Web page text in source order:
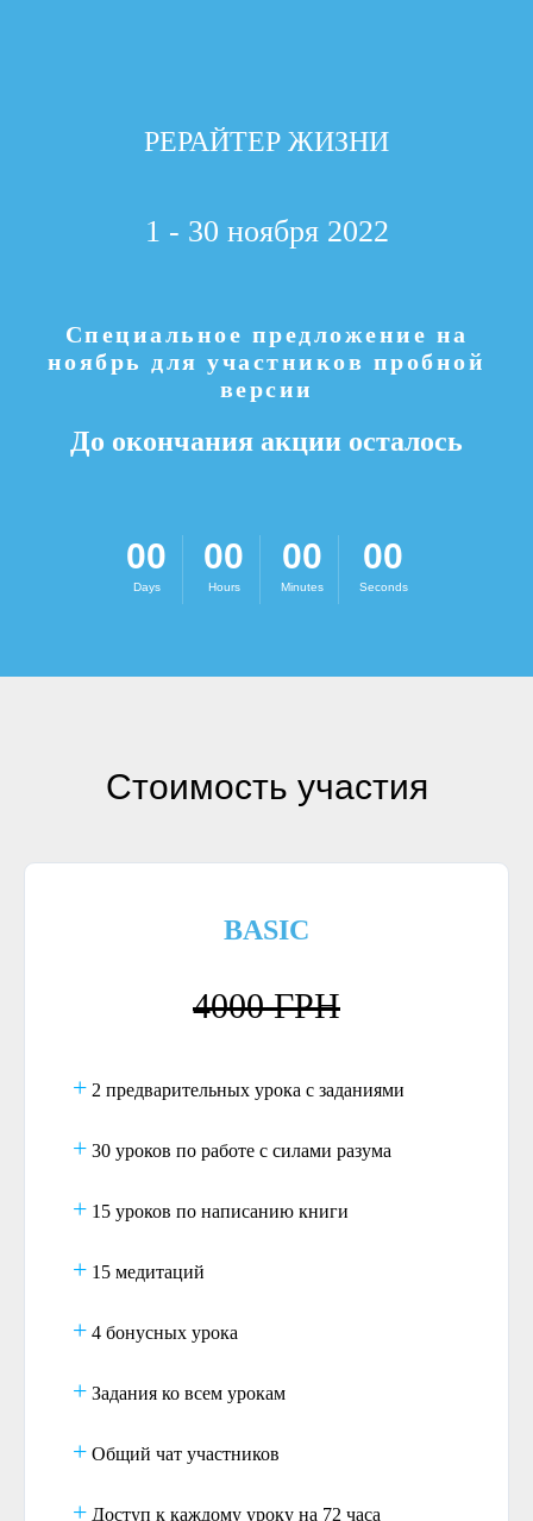
РЕРАЙТЕР ЖИЗНИ
1 - 30 ноября 2022
Специальное предложение на
ноябрь для участников пробной
версии
До окончания акции осталось
00
Days
00
Hours
00
Minutes
00
Seconds
Стоимость участия
BASIC
4000 ГРН
+ 2 предварительных урока с заданиями
+ 30 уроков по работе с силами разума
+ 15 уроков по написанию книги
+ 15 медитаций
+ 4 бонусных урока
+ Задания ко всем урокам
+ Общий чат участников
+ Доступ к каждому уроку на 72 часа